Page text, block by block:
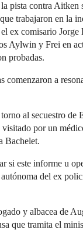
pista contra
trabajaron en la
ex comisario
Aylwin y Frei en
probadas.
comenzaron a
al secuestro de
por un
Bachelet.
si este informe u
del ex
y albacea de
que tramita el